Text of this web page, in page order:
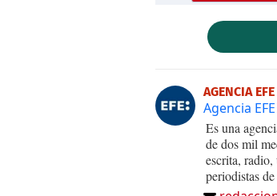
AGENCIA EFE
Agencia EFE
Es una
de dos mil
escrita,
periodistas